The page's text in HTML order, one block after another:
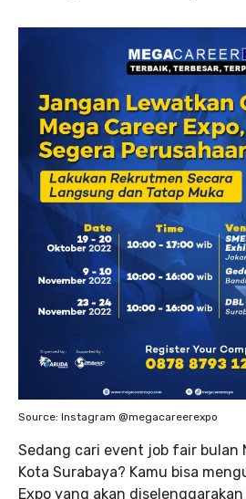
Source: Instagram @megacareerexpo
Sedang cari event job fair bulan
Kota Surabaya? Kamu bisa
Expo yang akan